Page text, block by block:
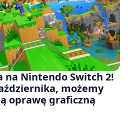
Nintendo Switch 2!
możemy
oprawę graficzną